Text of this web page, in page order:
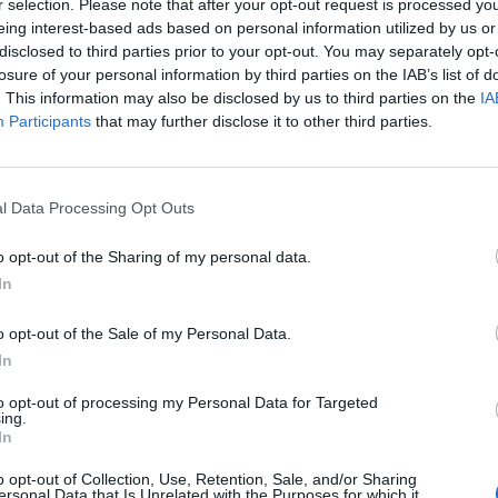
selection. Please note that after your opt-out request is processed
interest-based ads based on personal information utilized by us
to third parties prior to your opt-out. You may separately
of your personal information by third parties on the IAB’s list of
This information may also be disclosed by us to third parties on the
Participants that may further disclose it to other third parties.
Data Processing Opt Outs
opt-out of the Sharing of my personal data.
opt-out of the Sale of my Personal Data.
opt-out of processing my Personal Data for Targeted
opt-out of Collection, Use, Retention, Sale, and/or Sharing
τις ρήτρες συμμόρφωσης που η ίδια η
συμμόρφωσης αποτελεί η υποχρέωση
τους απαλείφοντας όλους τους
της Βουλής που τελικά κύρωσε
και να μελετήσει το νέο αναθεωρηθέν
των Σκοπίων προς τις επιταγές
που να πιστοποιεί ότι οι σκοπιανοί
της Συμφωνίας των Πρεσπών; Αν ναι
του Νομικού Συμβουλίου του Κράτους;
αόριστη διαβεβαίωση του Νίμιτς;
Συμφωνία των Πρεσπών πρέπει να τεθεί
αποφασίσει με δημοψήφισμα, γεγονός το